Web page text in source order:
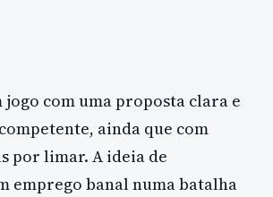
jogo com uma proposta clara e
ainda que com
por limar. A ideia de
emprego banal numa batalha